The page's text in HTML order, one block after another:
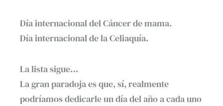
Día internacional del Cáncer de mama.
Día internacional de la Celiaquía.
La lista sigue…
La gran paradoja es que, sí, realmente
podríamos dedicarle un día del año a cada uno